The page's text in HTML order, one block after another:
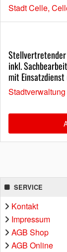
Stadt Celle,
inkl.
mit
SERVICE
Kontakt
Impressum
AGB Shop
AGB Online